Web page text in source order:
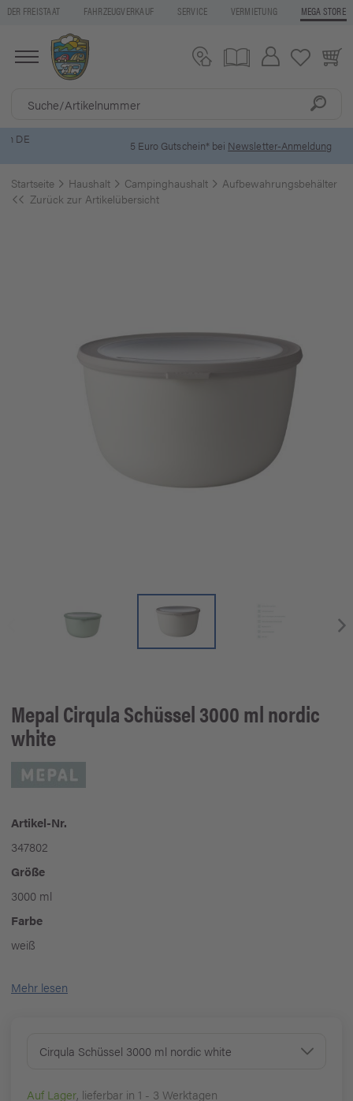
DER FREISTAAT FAHRZEUGVERKAUF SERVICE VERMIETUNG MEGA STORE
5 Euro Gutschein* beiNewsletter-Anmeldung
Startseite Haushalt Campinghaushalt
Aufbewahrungsbehälter
Zurück zur Artikelübersicht
MepalCirqula Schüssel 3000 ml nordic
white
Artikel-Nr.
347802
Größe
3000 ml
Farbe
weiß
Mehr lesen
Cirqula Schüssel 3000 ml nordic white
Auf Lager, lieferbar in 1 - 3 Werktagen